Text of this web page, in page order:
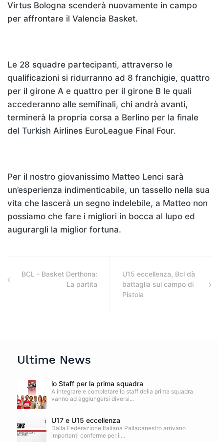
Virtus Bologna scenderà nuovamente in campo
per affrontare il Valencia Basket.
Le 28 squadre partecipanti, attraverso le
qualificazioni si ridurranno ad 8 franchigie, quattro
per il girone A e quattro per il girone B le quali
accederanno alle semifinali, chi andrà avanti,
terminerà la propria corsa a Berlino per la finale
del Turkish Airlines EuroLeague Final Four.
Per il nostro giovanissimo Matteo Lenci sarà
un’esperienza indimenticabile, un tassello nella sua
vita che lascerà un segno indelebile, a Matteo non
possiamo che fare i migliori in bocca al lupo ed
augurargli la miglior fortuna.
BCL - Basket Derthona:
La partita
U15 eccellenza, Bcl dà
battaglia sul campo di
Pistoia
Ultime News
lo Staff per la prima squadra
A integrare e completare lo staff della prima squadra
vanno ad aggiungersi diversi...
U17 e U15 eccellenza
Dalla Federazione Italiana Pallacanestro arrivano
importanti conferme per il...